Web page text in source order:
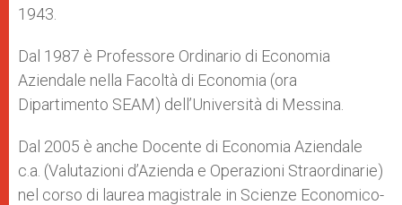
1943.
Dal 1987 è Professore Ordinario di Economia
Aziendale nella Facoltà di Economia (ora
Dipartimento SEAM) dell’Università di Messina.
Dal 2005 è anche Docente di Economia Aziendale
c.a. (Valutazioni d’Azienda e Operazioni Straordinarie)
nel corso di laurea magistrale in Scienze Economico-